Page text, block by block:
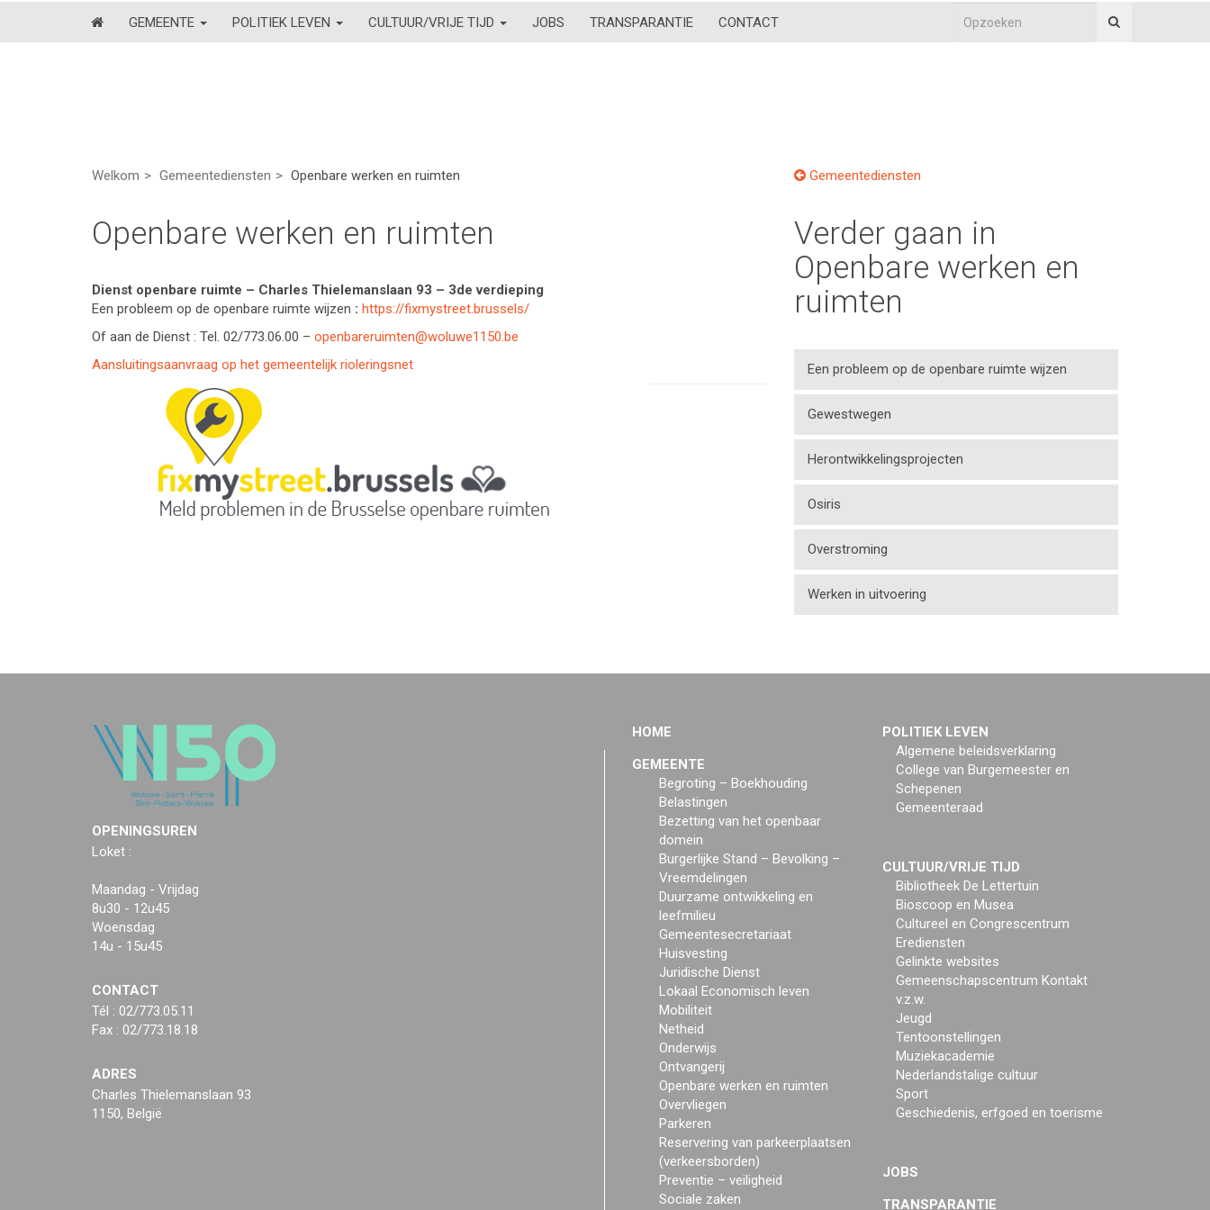
GEMEENTE POLITIEK LEVEN CULTUUR/VRIJE TIJD JOBS TRANSPARANTIE CONTACT
Welkom Gemeentediensten Openbare werken en ruimten Gemeentediensten
Openbare werken en ruimten
Dienst openbare ruimte – Charles Thielemanslaan 93 – 3de verdieping
Een probleem op de openbare ruimte wijzen : https://fixmystreet.brussels/
Of aan de Dienst : Tel. 02/773.06.00 – openbareruimten@woluwe1150.be
Aansluitingsaanvraag op het gemeentelijk rioleringsnet
Verder gaan in
Openbare werken en
ruimten
Een probleem op de openbare ruimte wijzen
Gewestwegen
Herontwikkelingsprojecten
Osiris
Overstroming
Werken in uitvoering
OPENINGSUREN
Loket :
Maandag - Vrijdag
8u30 - 12u45
Woensdag
14u - 15u45
CONTACT
Tél : 02/773.05.11
Fax : 02/773.18.18
ADRES
Charles Thielemanslaan 93
1150, België
HOME
GEMEENTE
Begroting – Boekhouding
Belastingen
Bezetting van het openbaar
domein
Burgerlijke Stand – Bevolking –
Vreemdelingen
Duurzame ontwikkeling en
leefmilieu
Gemeentesecretariaat
Huisvesting
Juridische Dienst
Lokaal Economisch leven
Mobiliteit
Netheid
Onderwijs
Ontvangerij
Openbare werken en ruimten
Overvliegen
Parkeren
Reservering van parkeerplaatsen
(verkeersborden)
Preventie – veiligheid
Sociale zaken
POLITIEK LEVEN
Algemene beleidsverklaring
College van Burgemeester en
Schepenen
Gemeenteraad
CULTUUR/VRIJE TIJD
Bibliotheek De Lettertuin
Bioscoop en Musea
Cultureel en Congrescentrum
Erediensten
Gelinkte websites
Gemeenschapscentrum Kontakt
v.z.w.
Jeugd
Tentoonstellingen
Muziekacademie
Nederlandstalige cultuur
Sport
Geschiedenis, erfgoed en toerisme
JOBS
TRANSPARANTIE